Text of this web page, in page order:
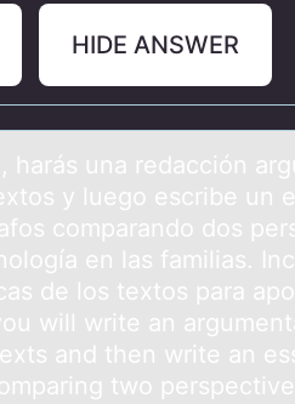
HIDE ANSWER
harás una redacción
y luegо escribe un
comparando dos
en las familias.
de los textos para
will write an
and then write an
two